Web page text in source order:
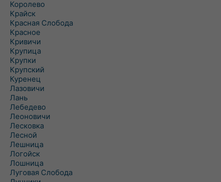
Королево
Крайск
Красная Слобода
Красное
Кривичи
Крупица
Крупки
Крупский
Куренец
Лазовичи
Лань
Лебедево
Леоновичи
Лесковка
Лесной
Лешница
Логойск
Лошница
Луговая Слобода